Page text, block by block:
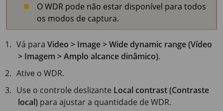
O WDR pode não estar disponível para todos
os modos de captura.
Vá paraVideo > Image > Wide dynamic range (Vídeo
> Imagem > Amplo alcance dinâmico).
Ative o WDR.
Use o controle deslizante Local contrast (Contraste
local) para ajustar a quantidade de WDR.